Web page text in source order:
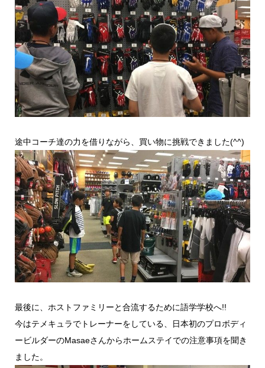
途中コーチ達の力を借りながら、買い物に挑戦できました(^^)
最後に、ホストファミリーと合流するために語学学校へ!!
今はテメキュラでトレーナーをしている、日本初のプロボディ
ービルダーのMasaeさんからホームステイでの注意事項を聞き
ました。